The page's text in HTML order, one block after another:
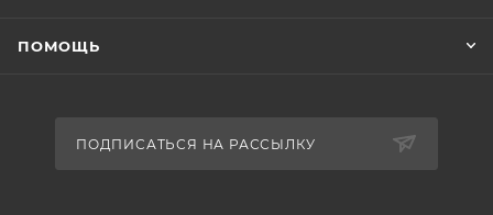
ПОМОЩЬ
ПОДПИСАТЬСЯ НА РАССЫЛКУ